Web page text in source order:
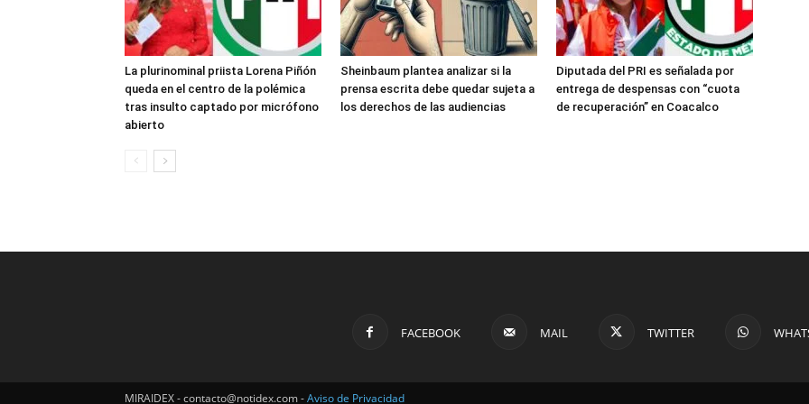
La plurinominal priista Lorena Piñón
queda en el centro de la polémica
tras insulto captado por micrófono
abierto
Sheinbaum plantea analizar si la
prensa escrita debe quedar sujeta a
los derechos de las audiencias
Diputada del PRI es señalada por
entrega de despensas con “cuota
de recuperación” en Coacalco
FACEBOOK MAIL TWITTER
MIRAIDEX - contacto@notidex.com -Aviso de Privacidad